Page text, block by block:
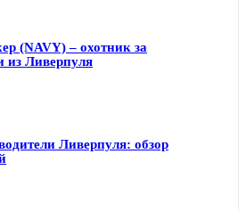
(NAVY) – охотник за
из Ливерпуля
Ливерпуля: обзор